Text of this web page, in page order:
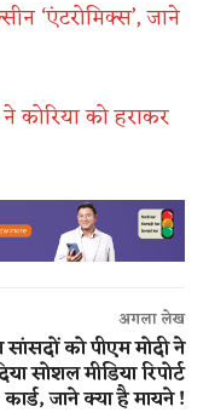
‘एंटरोमिक्स’, जाने
कोरिया को हराकर
अगला लेख
सांसदों को पीएम मोदी ने
सोशल मीडिया रिपोर्ट
कार्ड, जाने क्या है मायने !